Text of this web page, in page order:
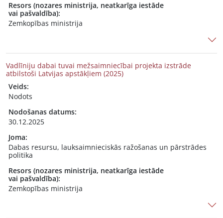
Resors (nozares ministrija, neatkarīga iestāde
vai pašvaldība):
Zemkopības ministrija
Vadlīniju dabai tuvai mežsaimniecībai projekta izstrāde
atbilstoši Latvijas apstākļiem (2025)
Veids:
Nodots
Nodošanas datums:
30.12.2025
Joma:
Dabas resursu, lauksaimnieciskās ražošanas un pārstrādes
politika
Resors (nozares ministrija, neatkarīga iestāde
vai pašvaldība):
Zemkopības ministrija